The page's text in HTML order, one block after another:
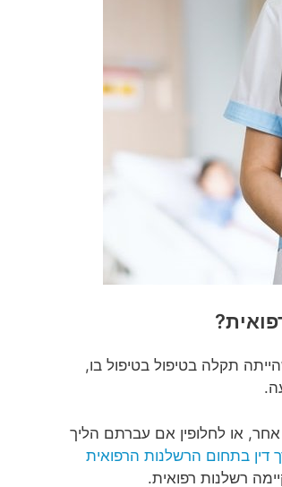
תקלה בטיפול בטיפול בו,
או לחלופין אם עברתם הליך
דין בתחום הרשלנות הרפואית
רשלנות רפואית.